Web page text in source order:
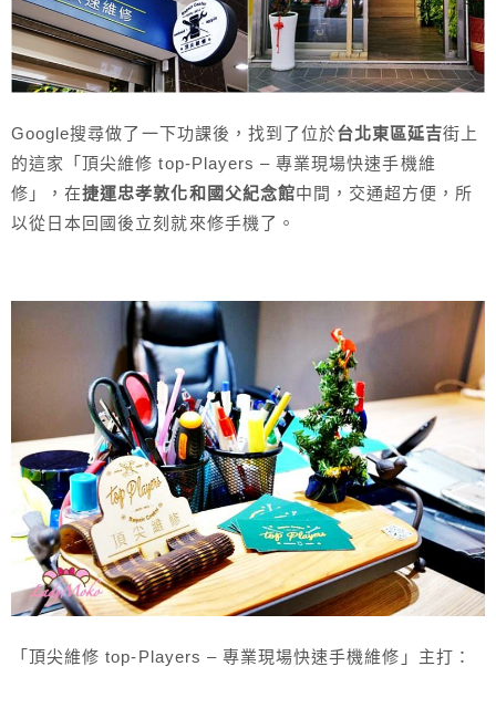
Google搜尋做了一下功課後，找到了位於台北東區延吉街上
的這家「頂尖維修 top-Players – 專業現場快速手機維
修」，在捷運忠孝敦化和國父紀念館中間，交通超方便，所
以從日本回國後立刻就來修手機了。
「頂尖維修 top-Players – 專業現場快速手機維修」主打：